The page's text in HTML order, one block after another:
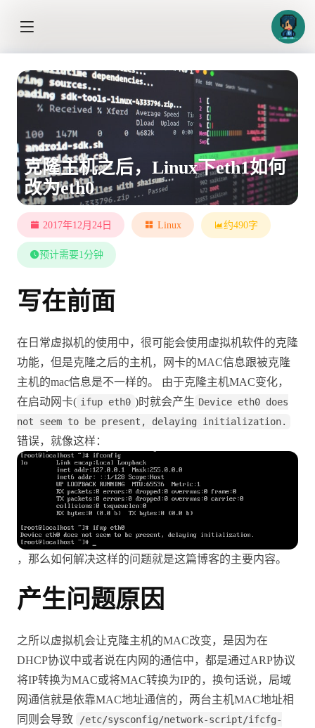
克隆主机之后，Linux下eth1如何
改为eth0
2017年12月24日 Linux 约490字
预计需要1分钟
写在前面
在日常虚拟机的使用中，很可能会使用虚拟机软件的克隆
功能，但是克隆之后的主机，网卡的MAC信息跟被克隆
主机的mac信息是不一样的。 由于克隆主机MAC变化，
在启动网卡( ifup eth0 )时就会产生 Device eth0 does
not seem to be present, delaying initialization.
错误，就像这样：
，那么如何解决这样的问题就是这篇博客的主要内容。
产生问题原因
之所以虚拟机会让克隆主机的MAC改变，是因为在
DHCP协议中或者说在内网的通信中，都是通过ARP协议
将IP转换为MAC或将MAC转换为IP的，换句话说，局域
网通信就是依靠MAC地址通信的，两台主机MAC地址相
同则会导致
/etc/sysconfig/network-script/ifcfg-